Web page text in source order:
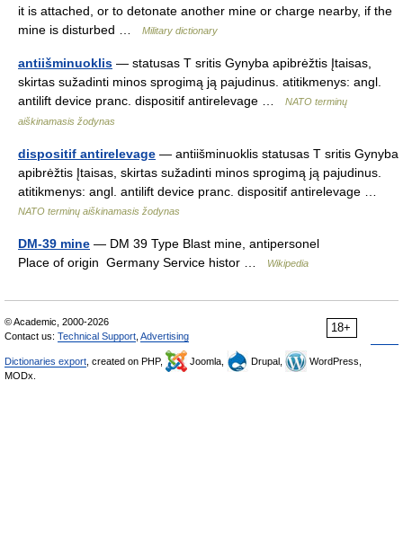
it is attached, or to detonate another mine or charge nearby, if the
mine is disturbed …
Military dictionary
antiišminuoklis — statusas T sritis Gynyba apibrėžtis Įtaisas,
skirtas sužadinti minos sprogimą ją pajudinus. atitikmenys: angl.
antilift device pranc. dispositif antirelevage …
NATO terminų
aiškinamasis žodynas
dispositif antirelevage — antiišminuoklis statusas T sritis Gynyba
apibrėžtis Įtaisas, skirtas sužadinti minos sprogimą ją pajudinus.
atitikmenys: angl. antilift device pranc. dispositif antirelevage …
NATO terminų aiškinamasis žodynas
DM-39 mine — DM 39 Type Blast mine, antipersonel
Place of origin Germany Service histor …
Wikipedia
18+
© Academic, 2000-2026
Contact us: Technical Support Advertising
Dictionaries export , created on PHP, Joomla, Drupal,
WordPress,
MODx.